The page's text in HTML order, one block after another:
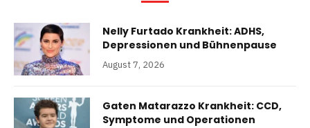
Nelly Furtado Krankheit: ADHS,
Depressionen und Bühnenpause
August 7, 2026
Gaten Matarazzo Krankheit: CCD,
Symptome und Operationen